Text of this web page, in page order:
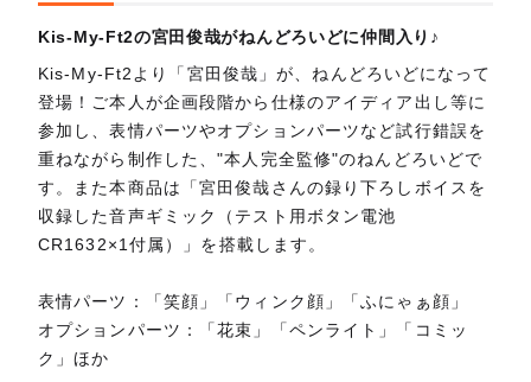
Kis-My-Ft2の宮田俊哉がねんどろいどに仲間入り♪
Kis-My-Ft2より「宮田俊哉」が、ねんどろいどになって
登場！ご本人が企画段階から仕様のアイディア出し等に
参加し、表情パーツやオプションパーツなど試行錯誤を
重ねながら制作した、"本人完全監修"のねんどろいどで
す。また本商品は「宮田俊哉さんの録り下ろしボイスを
収録した音声ギミック（テスト用ボタン電池
CR1632×1付属）」を搭載します。
表情パーツ：「笑顔」「ウィンク顔」「ふにゃぁ顔」
オプションパーツ：「花束」「ペンライト」「コミッ
ク」ほか